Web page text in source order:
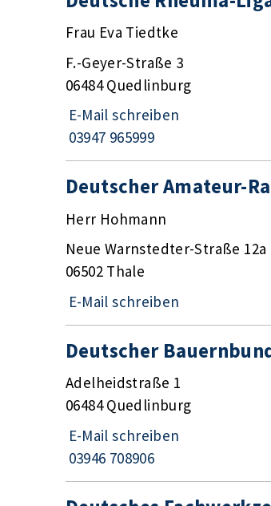
Frau Eva Tiedtke
F.-Geyer-Straße 3
06484 Quedlinburg
E-Mail schreiben
03947 965999
Deutscher Amateur-
Herr Hohmann
Neue Warnstedter-Straße 12a
06502 Thale
E-Mail schreiben
Deutscher
Adelheidstraße 1
06484 Quedlinburg
E-Mail schreiben
03946 708906